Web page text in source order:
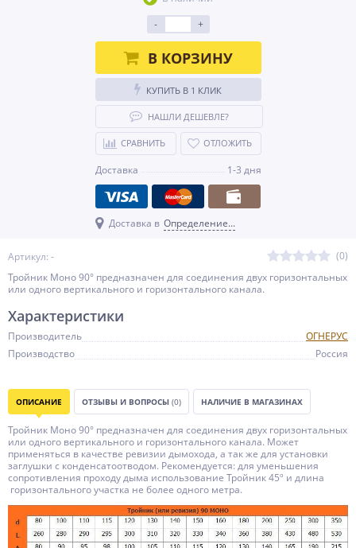
Артикул: -
(0)
Тройник Моно 90° предназначен для соединения двух горизонтальных
или одного вертикального и горизонтального канала.
-
+
В КОРЗИНУ
КУПИТЬ В 1 КЛИК
НАШЛИ ДЕШЕВЛЕ?
СРАВНИТЬ ОТЛОЖИТЬ
Доставка 1-3 дня
Доставка в Определение...
Характеристики
Производитель
ОГНЕРУС
Производство
Россия
ОПИСАНИЕ ОТЗЫВЫ И ВОПРОСЫ (0) НАЛИЧИЕ В МАГАЗИНАХ
Тройник Моно 90° предназначен для соединения двух горизонтальных
или одного вертикального и горизонтального канала. Может
применяться в качестве ревизии дымохода, а так же для установки
заглушки с конденсатоотводом. Рекомендуется: для уменьшения
сопротивления проходу дыма использование Тройник 45º и длина
горизонтального участка не более одного метра.